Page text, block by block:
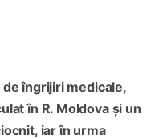
îngrijiri medicale,
în R. Moldova şi un
iar în urma